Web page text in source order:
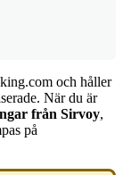
.com och håller
. När du är
från Sirvoy,
på